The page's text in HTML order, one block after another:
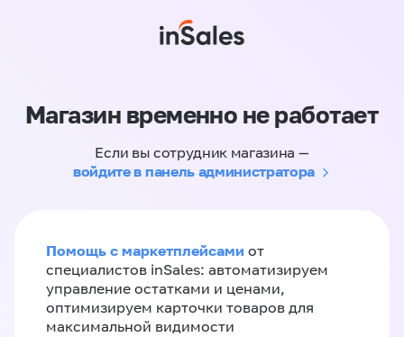
Магазин временно не работает
Если вы сотрудник магазина —
войдите в панель администратора
Помощь с маркетплейсами от
специалистов inSales: автоматизируем
управление остатками и ценами,
оптимизируем карточки товаров для
максимальной видимости